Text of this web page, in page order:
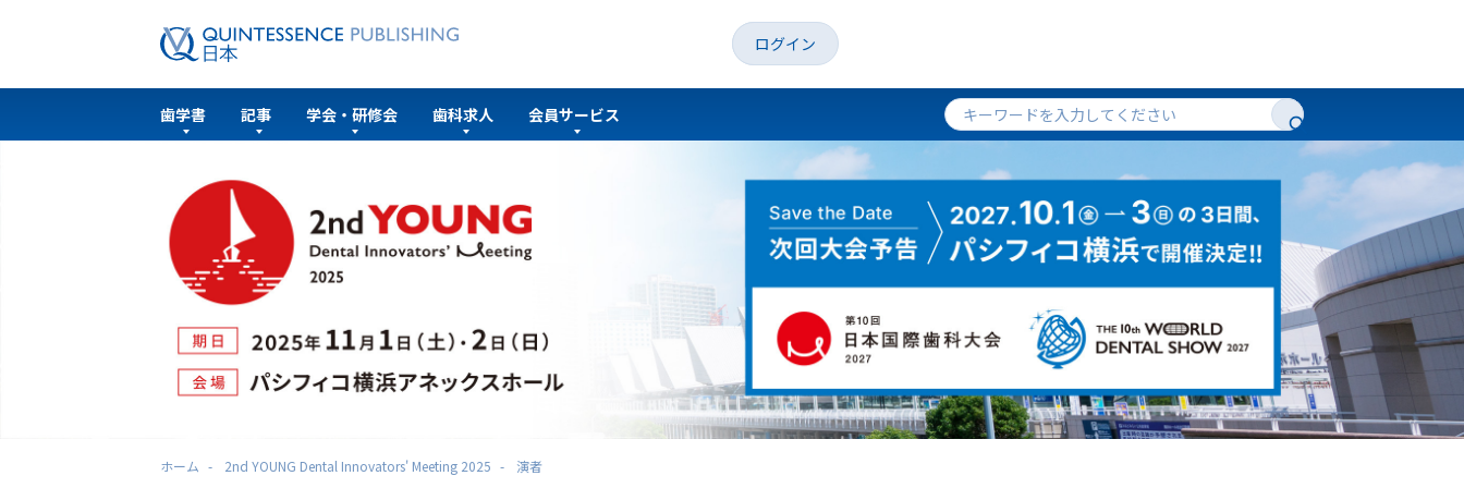
ログイン
歯学書 記事 学会・研修会 歯科求人 会員サービス
ホーム 2nd YOUNG Dental Innovators' Meeting 2025 演者